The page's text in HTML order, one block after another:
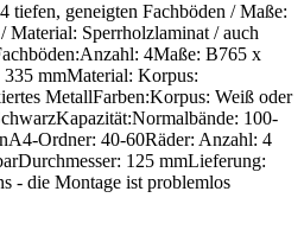
tiefen, geneigten Fachböden / Maße:
Sperrholzlaminat / auch
4Maße: B765 x
335 mmMaterial: Korpus:
MetallFarben:Korpus: Weiß oder
100-
Ordner: 40-60Räder: Anzahl: 4
125 mmLieferung:
- die Montage ist problemlos